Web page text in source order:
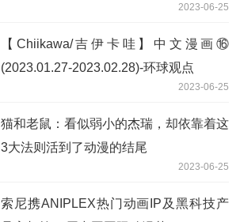
2023-06-25
【Chiikawa/吉伊卡哇】中文漫画⑯
(2023.01.27-2023.02.28)-环球观点
2023-06-25
猫和老鼠：看似弱小的杰瑞，却依靠着这
3大法则活到了动漫的结尾
2023-06-25
索尼携ANIPLEX热门动画IP及黑科技产